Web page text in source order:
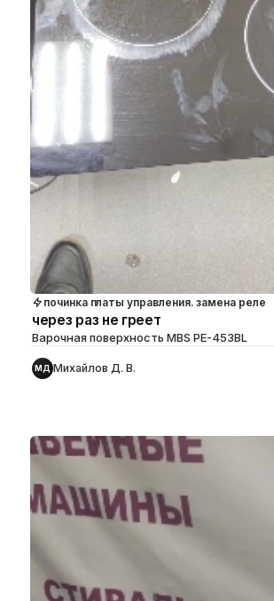
починка платы управления. замена реле
через раз не греет
Варочная поверхность MBS PE-453BL
МД Михайлов Д. В.